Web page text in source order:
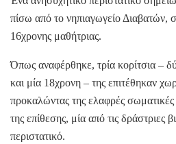
πίσω από το νηπιαγωγείο Διαβατών,
16χρονης μαθήτριας.
Όπως αναφέρθηκε, τρία κορίτσια –
και μία 18χρονη – της επιτέθηκαν
προκαλώντας της ελαφρές
της επίθεσης, μία από τις δράστριες
περιστατικό.